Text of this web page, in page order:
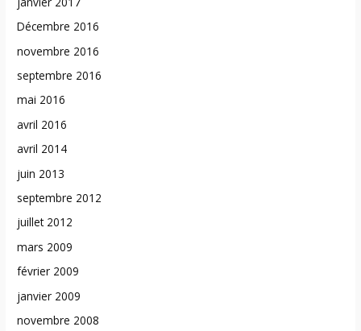
Décembre 2016
novembre 2016
septembre 2016
mai 2016
avril 2016
avril 2014
juin 2013
septembre 2012
juillet 2012
mars 2009
février 2009
janvier 2009
novembre 2008